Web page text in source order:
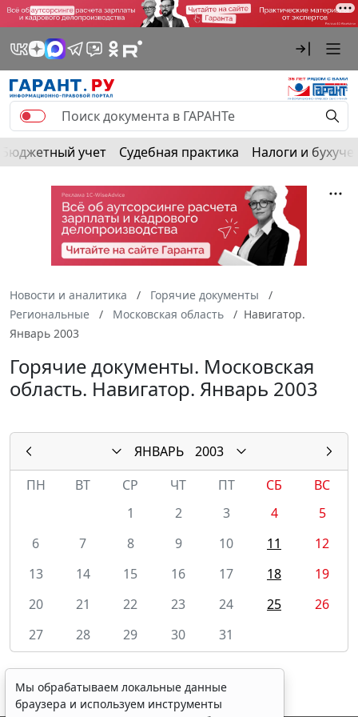
Бюджетный учет Судебная практика Налоги и
Новости и аналитика
Горячие документы
Региональные
Московская область
Навигатор.
Январь 2003
Горячие документы. Московская
область. Навигатор. Январь 2003
ЯНВАРЬ
2003
ПН
ВТ СР ЧТ ПТ СБ
ВС
1
2 3 4
5
6
7 8 9 10 11
12
13
14 15 16 17 18
19
20
21 22 23 24 25
26
27
28 29 30 31
Мы обрабатываем локальные данные
браузера и используем инструменты